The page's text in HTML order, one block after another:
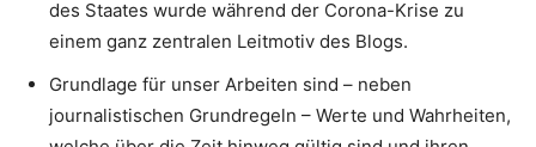
des Staates wurde während der Corona-Krise zu
einem ganz zentralen Leitmotiv des Blogs.
Grundlage für unser Arbeiten sind – neben
journalistischen Grundregeln – Werte und Wahrheiten,